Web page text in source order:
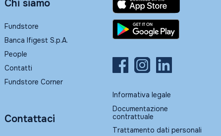
Chi siamo
Fundstore
Banca Ifigest S.p.A.
People
Contatti
Fundstore Corner
Contattaci
Informativa legale
Documentazione
contrattuale
Trattamento dati personali